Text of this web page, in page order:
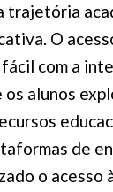
trajetória
O
com a
alunos
de
o acesso